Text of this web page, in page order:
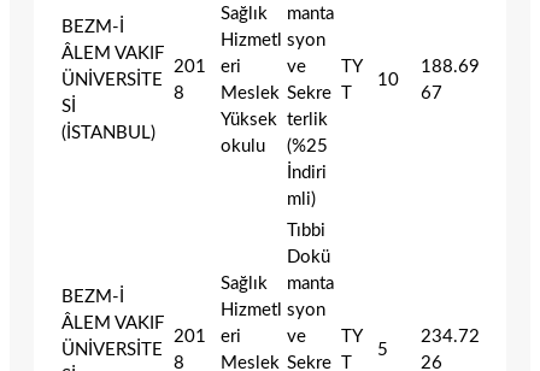
BEZM-İ
ÂLEM VAKIF
ÜNİVERSİTE
Sİ
(İSTANBUL)
201
8
Sağlık
Hizmetl
eri
Meslek
Yüksek
okulu
manta
syon
ve
Sekre
terlik
(%25
İndiri
mli)
TY
T
10
188.69
67
BEZM-İ
ÂLEM VAKIF
ÜNİVERSİTE
201
8
Sağlık
Hizmetl
eri
Meslek
Tıbbi
Dokü
manta
syon
ve
Sekre
TY
T
5
234.72
26